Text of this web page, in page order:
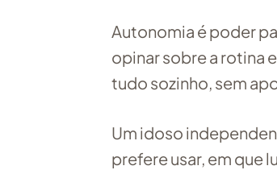
Autonomia é poder
opinar sobre a rotina
tudo sozinho, sem
Um idoso
prefere usar, em que